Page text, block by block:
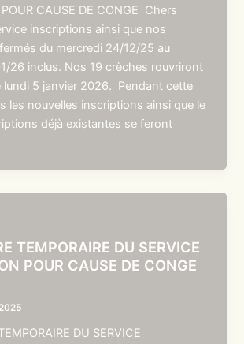
CAUSE DE CONGE Chers
inscriptions ainsi que nos
du mercredi 24/12/25 au
26 inclus. Nos 19 crèches rouvriront
lundi 5 janvier 2026. Pendant cette
les nouvelles inscriptions ainsi que le
déjà existantes se feront
TEMPORAIRE DU SERVICE
POUR CAUSE DE CONGE
DU SERVICE